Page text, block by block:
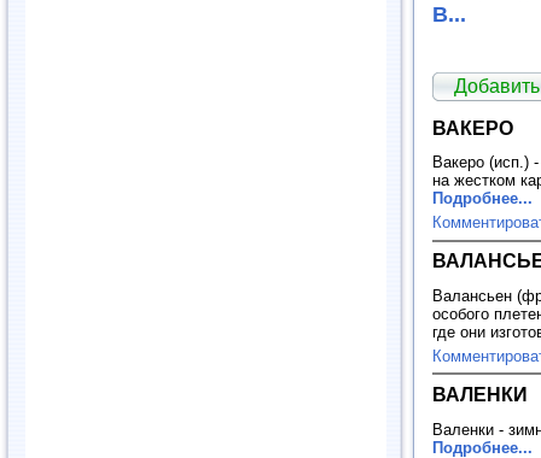
В...
ВАКЕРО
Вакеро (исп.)
на жестком
Подробнее...
Валансьен
особого
где они
ВАЛЕНКИ
Валенки -
Подробнее...